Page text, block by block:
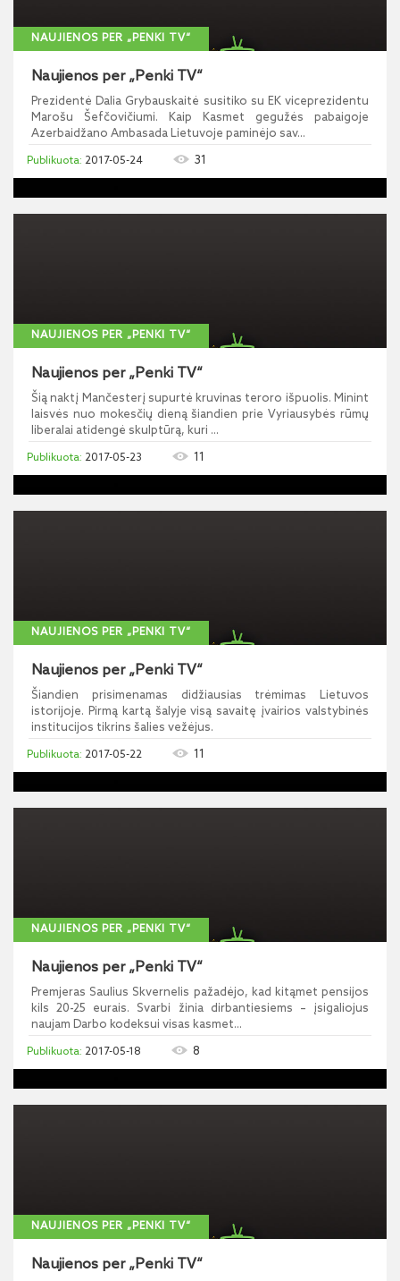
NAUJIENOS PER „PENKI TV“
Naujienos per „Penki TV“
Prezidentė Dalia Grybauskaitė susitiko su EK viceprezidentu
Marošu Šefčovičiumi. Kaip Kasmet gegužės pabaigoje
Azerbaidžano Ambasada Lietuvoje paminėjo sav...
2017-05-24 31
NAUJIENOS PER „PENKI TV“
Naujienos per „Penki TV“
Šią naktį Mančesterį supurtė kruvinas teroro išpuolis. Minint
laisvės nuo mokesčių dieną šiandien prie Vyriausybės rūmų
liberalai atidengė skulptūrą, kuri ...
2017-05-23 11
NAUJIENOS PER „PENKI TV“
Naujienos per „Penki TV“
Šiandien prisimenamas didžiausias trėmimas Lietuvos
istorijoje. Pirmą kartą šalyje visą savaitę įvairios valstybinės
institucijos tikrins šalies vežėjus.
2017-05-22 11
NAUJIENOS PER „PENKI TV“
Naujienos per „Penki TV“
Premjeras Saulius Skvernelis pažadėjo, kad kitąmet pensijos
kils 20-25 eurais. Svarbi žinia dirbantiesiems – įsigaliojus
naujam Darbo kodeksui visas kasmet...
2017-05-18 8
NAUJIENOS PER „PENKI TV“
Naujienos per „Penki TV“